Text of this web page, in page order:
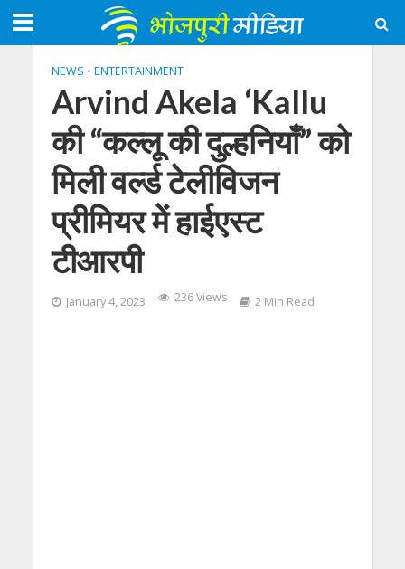
NEWS • ENTERTAINMENT
Arvind Akela ‘Kallu
की “कल्लू की दुल्हनियाँ” को
मिली वर्ल्ड टेलीविजन
प्रीमियर में हाईएस्ट
टीआरपी
January 4, 2023 236 Views 2 Min Read